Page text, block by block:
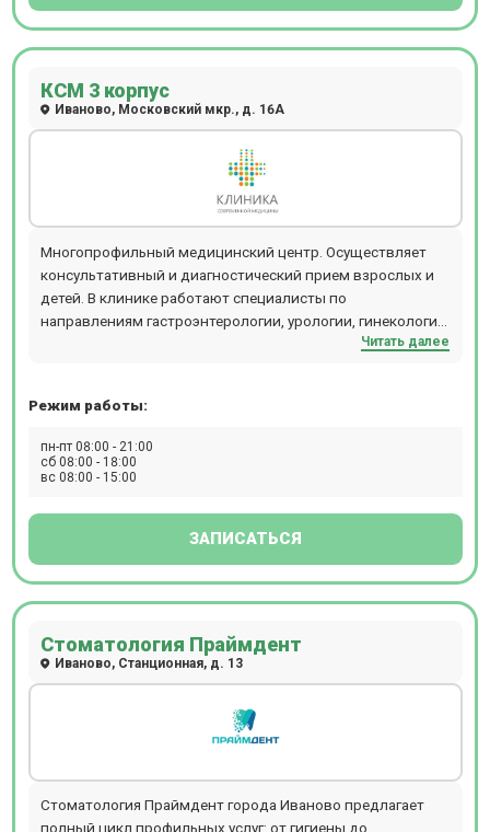
КСМ 3 корпус
Иваново, Московский мкр., д. 16А
Многопрофильный медицинский центр. Осуществляет
консультативный и диагностический прием взрослых и
детей. В клинике работают специалисты по
направлениям гастроэнтерологии, урологии, гинекологии,
кардиологии, неврологии, терапии и т.д. ПриемЧитать далее
Режим работы:
пн-пт 08:00 - 21:00
сб 08:00 - 18:00
вс 08:00 - 15:00
ЗАПИСАТЬСЯ
Стоматология Праймдент
Иваново, Станционная, д. 13
Стоматология Праймдент города Иваново предлагает
полный цикл профильных услуг: от гигиены до